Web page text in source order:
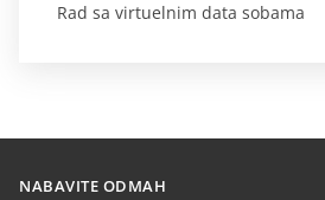
Rad sa virtuelnim data sobama
NABAVITE ODMAH